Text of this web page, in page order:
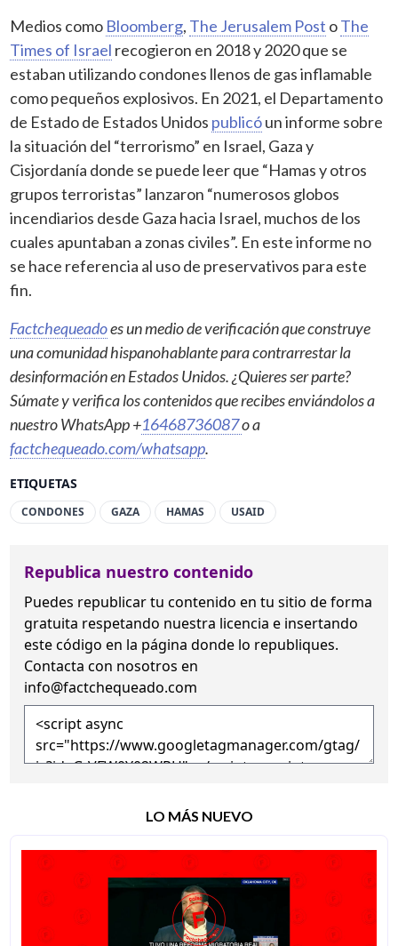
ETIQUETAS
CONDONES GAZA HAMAS USAID
Medios como Bloomberg, The Jerusalem Post oThe
Times of Israel recogieron en 2018 y 2020 que se
estaban utilizando condones llenos de gas inflamable
como pequeños explosivos. En 2021, el Departamento
de Estado de Estados Unidos publicóun informe sobre
la situación del “terrorismo” en Israel, Gaza y
Cisjordanía donde se puede leer que “Hamas y otros
grupos terroristas” lanzaron “numerosos globos
incendiarios desde Gaza hacia Israel, muchos de los
cuales apuntaban a zonas civiles”. En este informe no
se hace referencia al uso de preservativos para este
fin.
Factchequeadoes un medio de verificación que construye
una comunidad hispanohablante para contrarrestar la
desinformación en Estados Unidos. ¿Quieres ser parte?
Súmate y verifica los contenidos que recibes enviándolos a
nuestro WhatsApp +16468736087o a
factchequeado.com/whatsapp.
Republica nuestro contenido
Puedes republicar tu contenido en tu sitio de forma
gratuita respetando nuestra licencia e insertando
este código en la página donde lo republiques.
Contacta con nosotros en
info@factchequeado.com
LO MÁS NUEVO